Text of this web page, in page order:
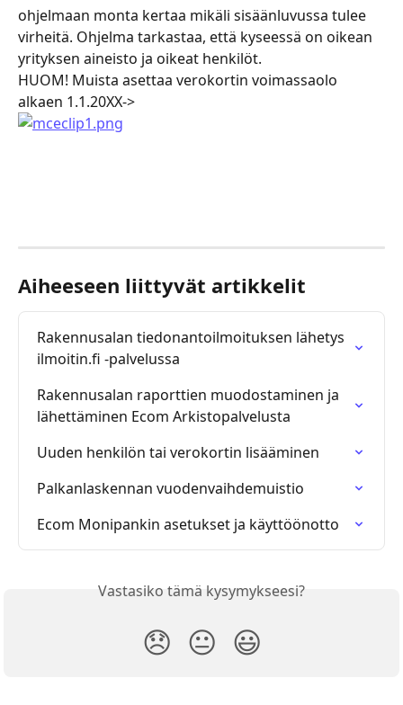
ohjelmaan monta kertaa mikäli sisäänluvussa tulee
virheitä. Ohjelma tarkastaa, että kyseessä on oikean
yrityksen aineisto ja oikeat henkilöt.
HUOM! Muista asettaa verokortin voimassaolo
alkaen 1.1.20XX->
Aiheeseen liittyvät artikkelit
Rakennusalan tiedonantoilmoituksen lähetys
ilmoitin.fi -palvelussa
Rakennusalan raporttien muodostaminen ja
lähettäminen Ecom Arkistopalvelusta
Uuden henkilön tai verokortin lisääminen
Palkanlaskennan vuodenvaihdemuistio
Ecom Monipankin asetukset ja käyttöönotto
Vastasiko tämä kysymykseesi?
😞 😐 😃